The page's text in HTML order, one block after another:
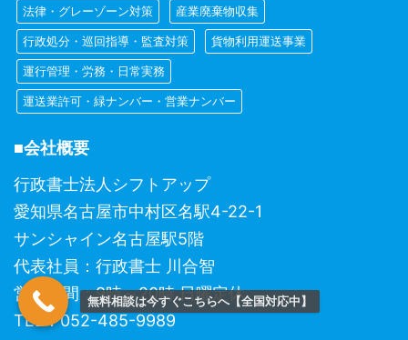
法律・グレーゾーン対策 産業廃棄物収集
行政処分・巡回指導・監査対策 貨物利用運送事業
運行管理・労務・日常実務
運送業許可・緑ナンバー・営業ナンバー
■会社概要
行政書士法人シフトアップ
愛知県名古屋市中村区名駅4-22-1
サンシャイン名古屋駅5階
代表社員：行政書士 川合智
営業時間：9時～20時 日曜定休
TEL：052-485-9989
無料相談は今すぐこちらへ【全国対応中】